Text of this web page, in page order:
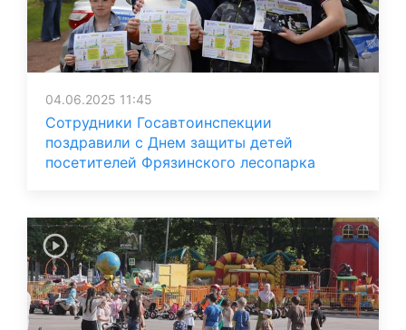
04.06.2025 11:45
Сотрудники Госавтоинспекции
поздравили с Днем защиты детей
посетителей Фрязинского лесопарка